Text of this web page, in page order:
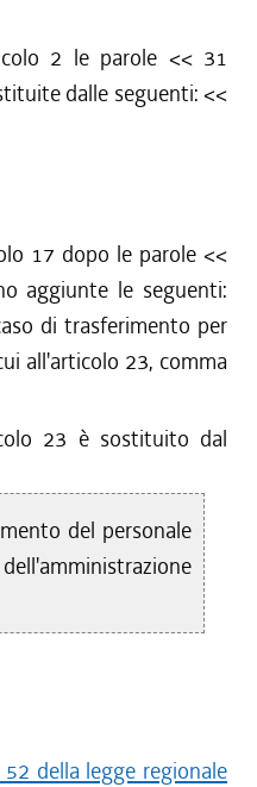
2 le parole << 31
dalle seguenti: <<
17 dopo le parole <<
aggiunte le seguenti:
di trasferimento per
all'articolo 23, comma
23 è sostituito dal
del personale
della legge regionale